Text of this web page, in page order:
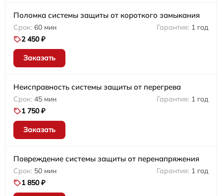
Поломка системы защиты от короткого замыкания
60 мин
1 год
2 450 ₽
Заказать
Неисправность системы защиты от перегрева
45 мин
1 год
1 750 ₽
Заказать
Повреждение системы защиты от перенапряжения
50 мин
1 год
1 850 ₽